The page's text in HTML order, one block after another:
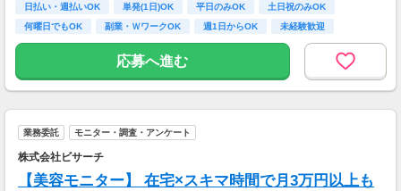
【お仕事の一例】
◆ 美容サプリのお試しモニター
キレイになりながらポイントがもらえる、人気
のモニターです！
・所要時間：10～20分
・謝礼金 ：500PT（1P＝1円）＋商品提供あ
日払い・週払いOK 単発(1日)OK 平日のみOK
土日祝のみOK
何曜日でもOK
副業・ＷワークOK 週1日からOK
未経験歓迎
大学生歓迎
応募へ進む
業務委託 モニター・調査・アンケート
株式会社ビサーチ
【美容モニター】 在宅×スキマ時間で月3万円以上も